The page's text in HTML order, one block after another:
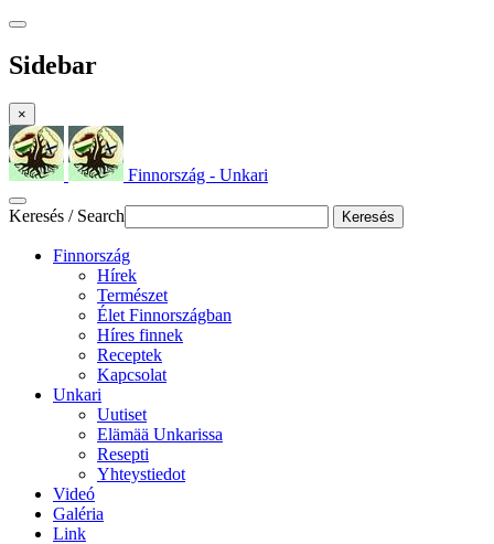
Sidebar
×
Finnország - Unkari
Keresés / Search Keresés
Finnország
Hírek
Természet
Élet Finnországban
Híres finnek
Receptek
Kapcsolat
Unkari
Uutiset
Elämää Unkarissa
Resepti
Yhteystiedot
Videó
Galéria
Link